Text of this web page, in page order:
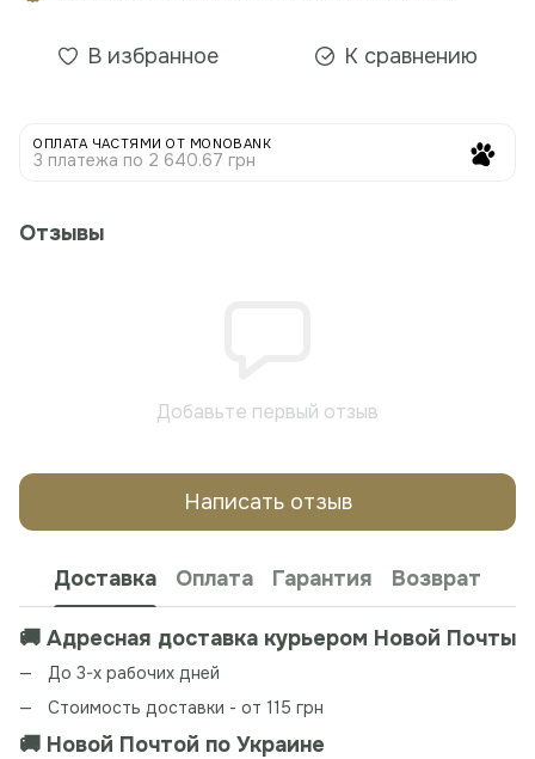
В избранное К сравнению
ОПЛАТА ЧАСТЯМИ ОТ MONOBANK
3 платежа по 2 640.67 грн
Отзывы
Добавьте первый отзыв
Написать отзыв
Доставка Оплата Гарантия Возврат
🚚 Адресная доставка курьером Новой Почты
До 3-х рабочих дней
Стоимость доставки - от 115 грн
🚚 Новой Почтой по Украине